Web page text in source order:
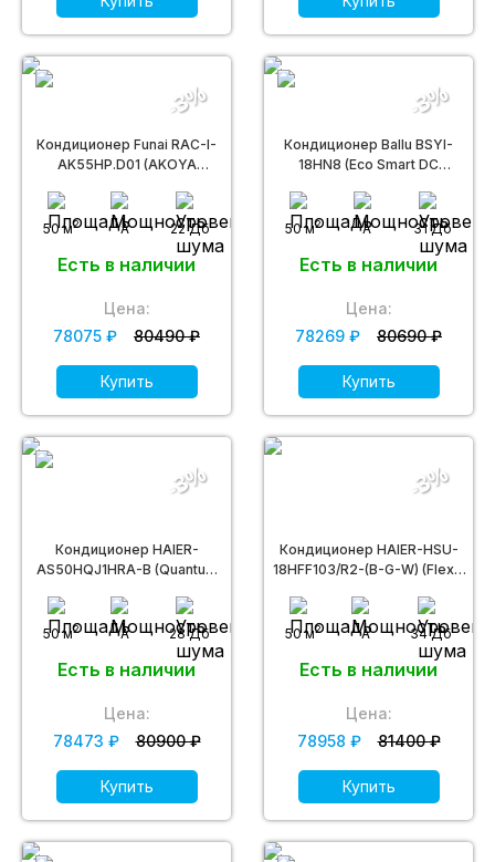
Кондиционер Funai RAC-I-
AK55HP.D01 (AKOYA
50 м2 A 22 Дб
Есть в наличии
-3%
Цена:
78075 ₽
80490 ₽
Купить
Кондиционер Ballu BSYI-
18HN8 (Eco Smart DC
50 м2 A 31 Дб
Есть в наличии
-3%
Цена:
78269 ₽
80690 ₽
Купить
Кондиционер HAIER-
AS50HQJ1HRA-B (Quantum
50 м2 A 28 Дб
Есть в наличии
-3%
Цена:
78473 ₽
80900 ₽
Купить
Кондиционер HAIER-HSU-
18HFF103/R2-(B-G-W) (Flexis
50 м2 A 34 Дб
Есть в наличии
-3%
Цена:
78958 ₽
81400 ₽
Купить